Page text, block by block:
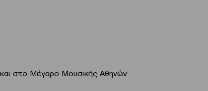
στο Μέγαρο Μουσικής Αθηνών